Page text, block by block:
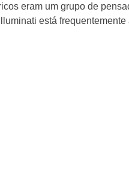
eram um grupo de
está